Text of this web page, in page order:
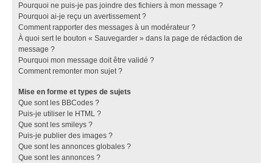
Pourquoi ne puis-je pas joindre des fichiers à mon message ?
Pourquoi ai-je reçu un avertissement ?
Comment rapporter des messages à un modérateur ?
À quoi sert le bouton « Sauvegarder » dans la page de rédaction de
message ?
Pourquoi mon message doit être validé ?
Comment remonter mon sujet ?
Mise en forme et types de sujets
Que sont les BBCodes ?
Puis-je utiliser le HTML ?
Que sont les smileys ?
Puis-je publier des images ?
Que sont les annonces globales ?
Que sont les annonces ?